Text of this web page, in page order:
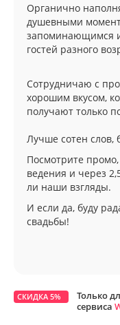
Органично
душевными
запоминающимся
гостей разного
Сотрудничаю с
хорошим вкусом,
получают только
Лучше сотен слов,
Посмотрите
ведения и через
ли наши взгляды.
И если да, буду
свадьбы!
СКИДКА 5%
Только
сервиса